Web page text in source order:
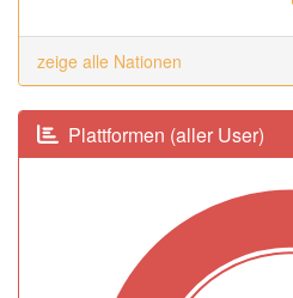
zeige alle Nationen
Plattformen (aller User)